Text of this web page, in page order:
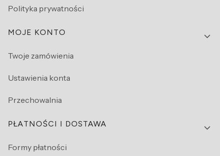
Polityka prywatności
MOJE KONTO
Twoje zamówienia
Ustawienia konta
Przechowalnia
PŁATNOŚCI I DOSTAWA
Formy płatności